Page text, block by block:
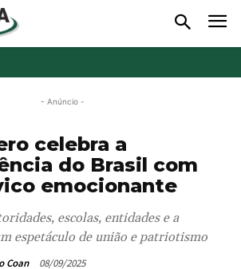
- Anúncio -
celebra a
do Brasil com
emocionante
escolas, entidades e a
espetáculo de união e patriotismo
Coan 08/09/2025